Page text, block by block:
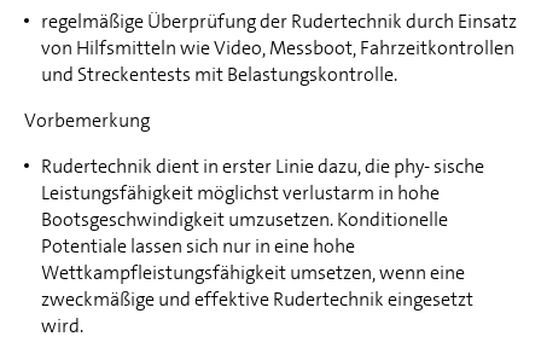
regelmäßige Überprüfung der Rudertechnik durch Einsatz
von Hilfsmitteln wie Video, Messboot, Fahrzeitkontrollen
und Streckentests mit Belastungskontrolle.
Vorbemerkung
Rudertechnik dient in erster Linie dazu, die phy- sische
Leistungsfähigkeit möglichst verlustarm in hohe
Bootsgeschwindigkeit umzusetzen. Konditionelle
Potentiale lassen sich nur in eine hohe
Wettkampfleistungsfähigkeit umsetzen, wenn eine
zweckmäßige und effektive Rudertechnik eingesetzt
wird.